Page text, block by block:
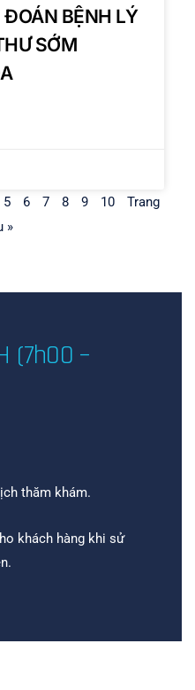
BỆNH LÝ
SỚM
5 6 7 8 9 10
Trang
»
(7h00 –
thăm khám.
khách hàng khi sử